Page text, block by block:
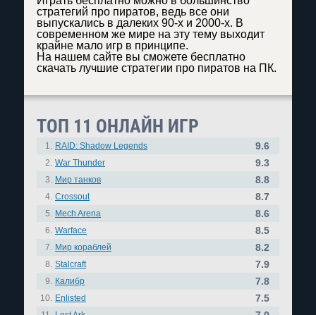
стратегий про пиратов, ведь все они
выпускались в далеких 90-х и 2000-х. В
современном же мире на эту тему выходит
крайне мало игр в принципе.
На нашем сайте вы сможете бесплатно
скачать лучшие стратегии про пиратов на ПК.
ТОП 11 ОНЛАЙН ИГР
1. RAID: Shadow Legends 9.6
2. War Thunder 9.3
3. Мир танков 8.8
4. Crossout 8.7
5. Mech Arena 8.6
6. Warface 8.5
7. Мир кораблей 8.2
8. Stalcraft 7.9
9. Калибр 7.8
10. Enlisted 7.5